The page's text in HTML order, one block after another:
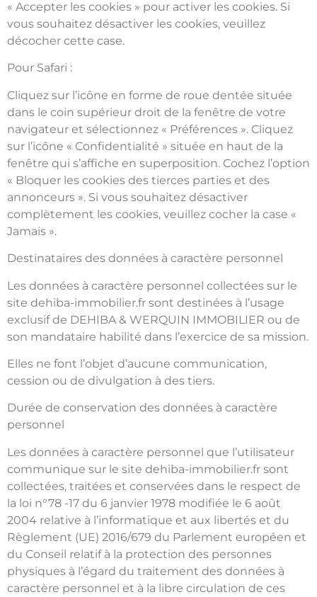
« Accepter les cookies » pour activer les cookies. Si
vous souhaitez désactiver les cookies, veuillez
décocher cette case.
Pour Safari :
Cliquez sur l’icône en forme de roue dentée située
dans le coin supérieur droit de la fenêtre de votre
navigateur et sélectionnez « Préférences ». Cliquez
sur l’icône « Confidentialité » située en haut de la
fenêtre qui s’affiche en superposition. Cochez l’option
« Bloquer les cookies des tierces parties et des
annonceurs ». Si vous souhaitez désactiver
complètement les cookies, veuillez cocher la case «
Jamais ».
Destinataires des données à caractère personnel
Les données à caractère personnel collectées sur le
site dehiba-immobilier.fr sont destinées à l’usage
exclusif de DEHIBA & WERQUIN IMMOBILIER ou de
son mandataire habilité dans l’exercice de sa mission.
Elles ne font l’objet d’aucune communication,
cession ou de divulgation à des tiers.
Durée de conservation des données à caractère
personnel
Les données à caractère personnel que l’utilisateur
communique sur le site dehiba-immobilier.fr sont
collectées, traitées et conservées dans le respect de
la loi n°78 -17 du 6 janvier 1978 modifiée le 6 août
2004 relative à l’informatique et aux libertés et du
Règlement (UE) 2016/679 du Parlement européen et
du Conseil relatif à la protection des personnes
physiques à l’égard du traitement des données à
caractère personnel et à la libre circulation de ces